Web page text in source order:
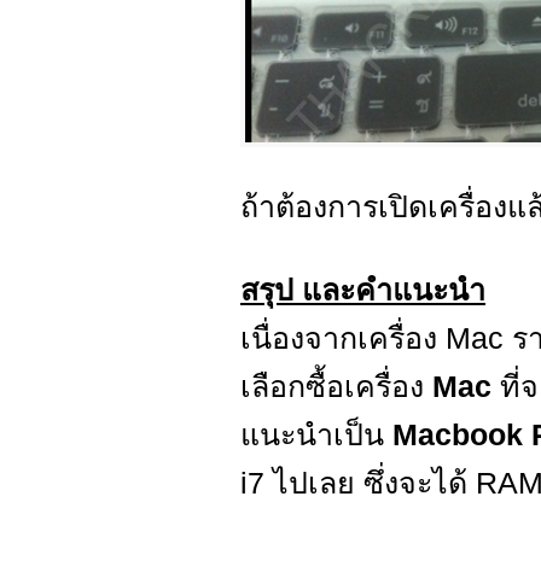
ถ้าต้องการเปิดเครื่อง
สรุป และคำแนะนำ
เนื่องจากเครื่อง Mac
เลือกซื้อเครื่อง Mac ที่
แนะนำเป็น Macbook
i7 ไปเลย ซึ่งจะได้